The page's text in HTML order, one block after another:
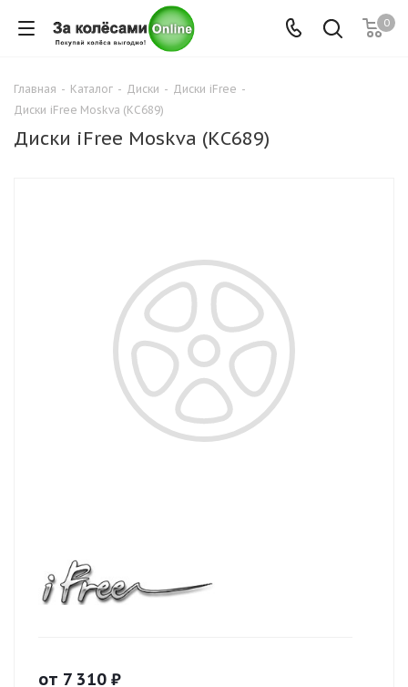
0
Главная - Каталог - Диски - Диски iFree -
Диски iFree Moskva (КС689)
Диски iFree Moskva (КС689)
от 7 310 ₽